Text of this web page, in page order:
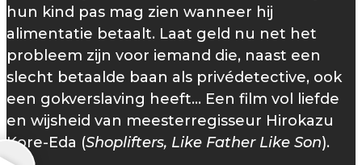
hun kind pas mag zien wanneer hij
alimentatie betaalt. Laat geld nu net het
probleem zijn voor iemand die, naast een
slecht betaalde baan als privédetective, ook
een gokverslaving heeft... Een film vol liefde
en wijsheid van meesterregisseur Hirokazu
Kore-Eda (Shoplifters, Like Father Like Son).